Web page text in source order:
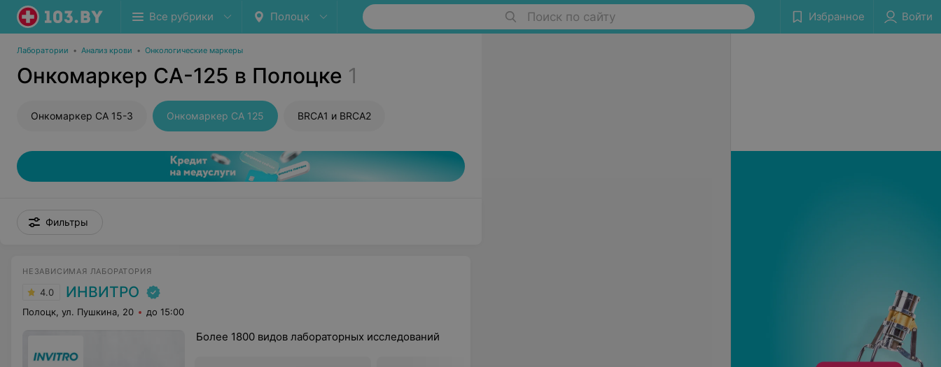
Все рубрики Полоцк Поиск по сайту Избранное Войти
Лаборатории • Анализ крови • Онкологические маркеры
Онкомаркер CA-125 в Полоцке 1
Онкомаркер CA 15-3 Онкомаркер CA 125 BRCA1 и BRCA2
Фильтры
НЕЗАВИСИМАЯ ЛАБОРАТОРИЯ
4.0 ИНВИТРО
Полоцк, ул. Пушкина, 20 до 15:00
Более 1800 видов лабораторных исследований